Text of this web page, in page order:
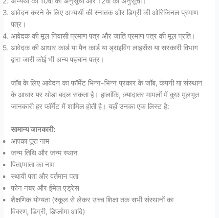
आवेदन करने के लिए अभ्यर्थी की स्नातक और डिग्री की ओरिजिनल प्रमाण
पत्र।
आवेदक की मूल निवासी प्रमाण पत्र और जाति प्रमाण पत्र की मूल प्रति।
आवेदक की आधार कार्ड या पैन कार्ड या ड्राइविंग लाइसेंस या सरकारी विभाग
द्वारा जारी कोई भी अन्य पहचान पत्र।
जॉब के लिए आवेदन का फॉर्मेट भिन्न-भिन्न प्रकार के जॉब, कंपनी या संस्थान
के आधार पर थोड़ा बदल सकता है। हालांकि, ज़्यादातर मामलों में कुछ मूलभूत
जानकारी हर फॉर्मेट में शामिल होती है। यहाँ उनका एक लिस्ट है:
सामान्य जानकारी:
आपका पूरा नाम
जन्म तिथि और जन्म स्थान
पिता/माता का नाम
स्थायी पता और वर्तमान पता
फोन नंबर और ईमेल एड्रेस
शैक्षणिक योग्यता (स्कूल से लेकर उच्च शिक्षा तक सभी संस्थानों का
विवरण, डिग्री, डिप्लोमा आदि)